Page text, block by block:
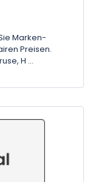
Marken-
Preisen.
H ...